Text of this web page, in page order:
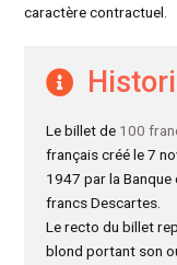
caractère contractuel.
Le billet de 100
français créé le 7
1947 par la
francs Descartes.
Le recto du billet
blond portant son